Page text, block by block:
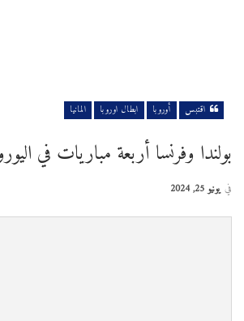
اقتبس أوروبا ابطال اوروبا المانيا
بولندا وفرنسا أربعة مباريات في
في يونيو 25, 2024